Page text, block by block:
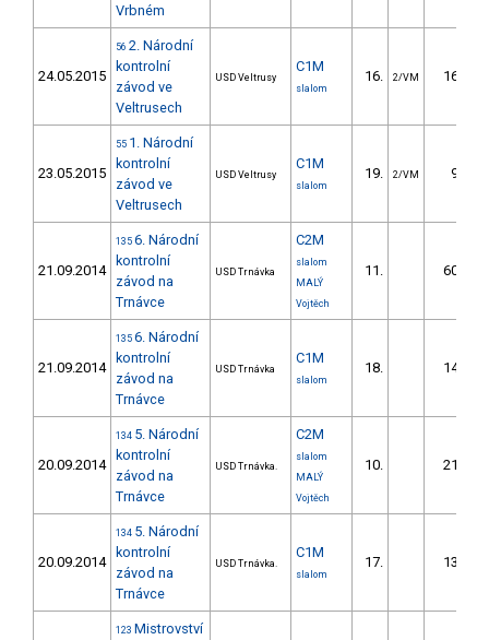
Vrbném
24.05.2015
56 2. Národní
kontrolní
závod ve
Veltrusech
USD Veltrusy
C1M
slalom
16. 2/VM 16.65
23.05.2015
55 1. Národní
kontrolní
závod ve
Veltrusech
USD Veltrusy
C1M
slalom
19. 2/VM 9.52
21.09.2014
135 6. Národní
kontrolní
závod na
Trnávce
USD Trnávka
C2M
slalom
MALÝ
Vojtěch
11. 60.96
21.09.2014
135 6. Národní
kontrolní
závod na
Trnávce
USD Trnávka
C1M
slalom
18. 14.55
20.09.2014
134 5. Národní
kontrolní
závod na
Trnávce
USD Trnávka.
C2M
slalom
MALÝ
Vojtěch
10. 21.53
20.09.2014
134 5. Národní
kontrolní
závod na
Trnávce
USD Trnávka.
C1M
slalom
17. 13.80
123 Mistrovství